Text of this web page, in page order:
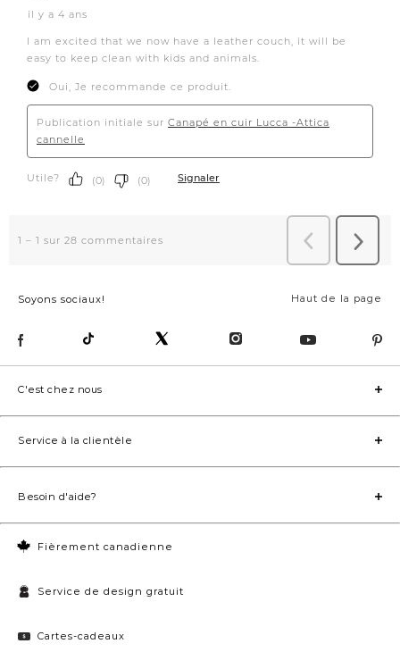
Haut de la page
Soyons sociaux!
Fièrement canadienne
Service de design gratuit
Cartes-cadeaux
C'est chez nous
Service à la clientèle
Besoin d'aide?